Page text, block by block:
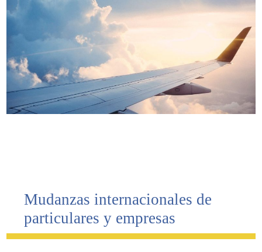
Mudanzas internacionales de
particulares y empresas